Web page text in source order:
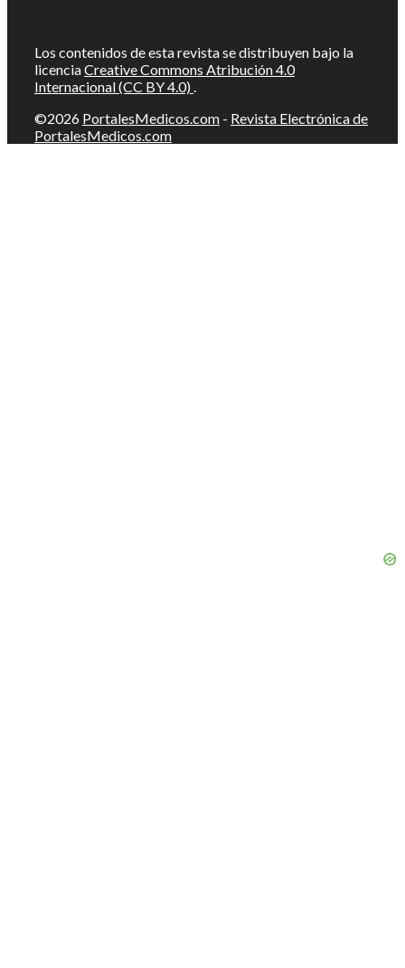
Los contenidos de esta revista se distribuyen bajo la
licenciaCreative Commons Atribución 4.0
Internacional (CC BY 4.0) .
©2026 PortalesMedicos.com - Revista Electrónica de
PortalesMedicos.com